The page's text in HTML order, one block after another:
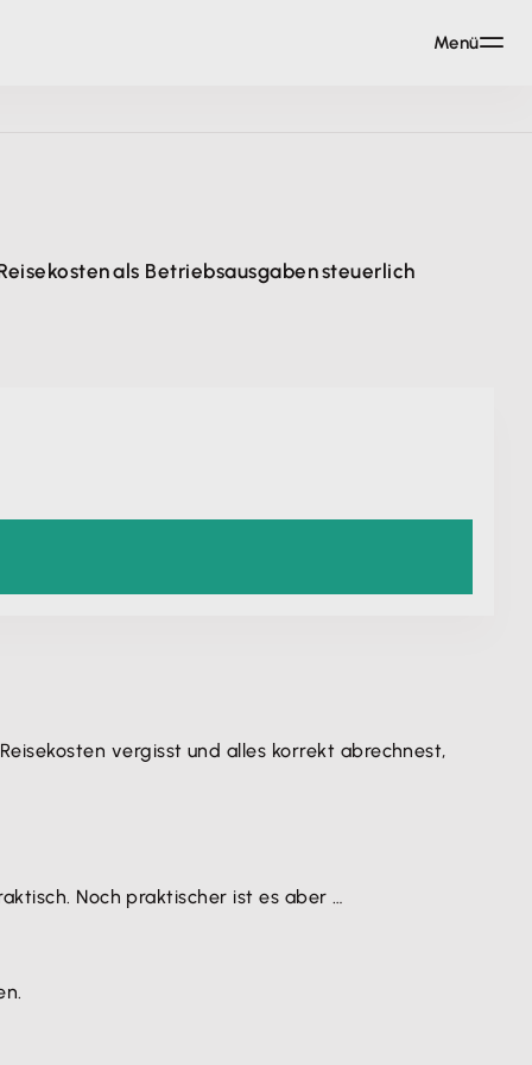
als Betriebsausgaben steuerlich
vergisst und alles korrekt abrechnest,
Noch praktischer ist es aber …
Menü